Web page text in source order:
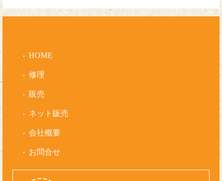
HOME
修理
販売
ネット販売
会社概要
お問合せ